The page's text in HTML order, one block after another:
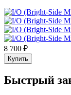
8 700 ₽
Купить
Быстрый